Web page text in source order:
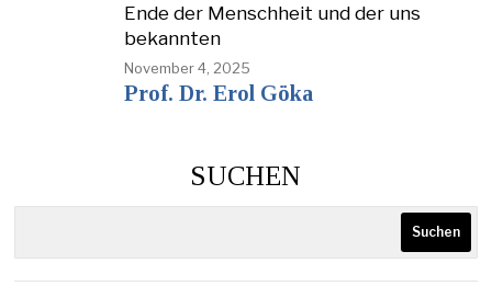
Ende der Menschheit und der uns
bekannten
November 4, 2025
Prof. Dr. Erol Göka
SUCHEN
Suchen